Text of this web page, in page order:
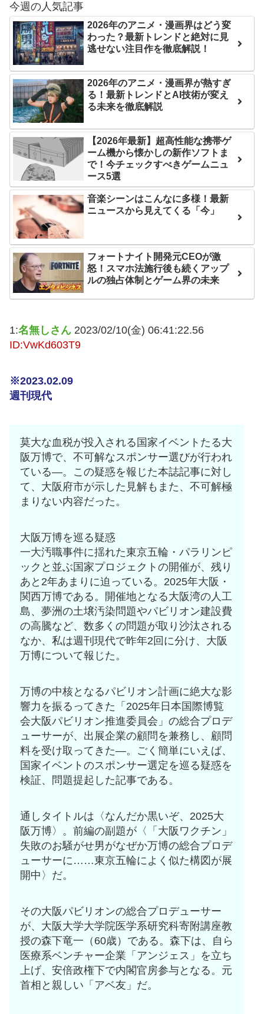
次予選3連勝も、海外ファン
は采配に辛辣「おそろしい
内容の後半」「今日の森保
はチキン」
七ツ森りり ご令嬢と召使
いの禁断の恋…1日だけ許さ
れた夫婦としての時間をひ
たすら愛し合う。
Powered by livedoor 相
互RSS
マ『ラムネモンキー』 トレ
ンディなクリスマスイヴ
2/25(水)
のに、家族が猛反対。家族
から信じられない言葉が飛
び出した… 他
「本気で潰しにきてる」
滝沢秀明の新オーディショ
ンが“まんまジャニーズ”とフ
Powered by livedoor 相
今週の人気記事
2026年のアニメ・漫画界はどう変
わった？最新トレンドと絶対に見
逃せない注目作を徹底解説！
2026年のアニメ・漫画界が熱すぎ
る！最新トレンドとAI技術が変え
る未来を徹底解説
【2026年最新】超高性能な携帯ゲ
ーム機から懐かしの新作ソフトま
で！今チェックすべきゲームニュ
ース5選
音楽シーンはこんなに多様！最新
ニュースから見えてくる「今」
フォートナイト開発元CEOが激
怒！スマホ法施行後も続くアップ
ルの独占体制とゲーム界の未来
1:名無しさん 2023/02/10(金) 06:41:22.56
ID:VwKd603T9
※2023.02.09
週刊現代
莫大な血税が投入される国家イベントたる大
阪万博で、不可解なスポンサー選びが行われ
ている―。この疑惑を報じた本誌記事に対し
て、大阪府市が示した見解もまた、不可解極
まりない内容だった。
大阪万博を巡る疑惑
一大汚職事件に揺れた東京五輪・パラリンピ
ックと並ぶ国家プロジェクトの開催が、残り
あと2年あまりに迫っている。2025年大阪・
関西万博である。開催地となる大阪湾の人工
島、夢洲の土壌汚染問題やパビリオン建設費
の高騰など、数多くの問題が取り沙汰される
なか、私は週刊現代で昨年2回に分け、大阪
万博について報じた。
万博の中核となるパビリオン計画に絶大な影
響力を振るってきた「2025年日本国際博覧
会大阪パビリオン推進委員会」の総合プロデ
ューサーが、出展企業の顧問を兼務し、顧問
料を受け取ってきた―。ごく簡単にいえば、
国家イベントのスポンサー選定を巡る疑惑を
検証、問題提起した記事である。
通しタイトルは〈なんだか黒いぞ、2025大
阪万博〉。前編の副題が〈「大阪ワクチン」
失敗のお騒がせ男がなぜか万博の総合プロデ
ューサーに……東京五輪によく似た構図が展
開中〉だ。
その大阪パビリオンの総合プロデューサー
が、大阪大学大学院医学系研究科寄附講座教
授の森下竜一（60歳）である。森下は、自ら
医療系ベンチャー企業「アンジェス」を立ち
上げ、安倍政権下で内閣官房参与となる。元
首相と親しい「アベ友」だ。